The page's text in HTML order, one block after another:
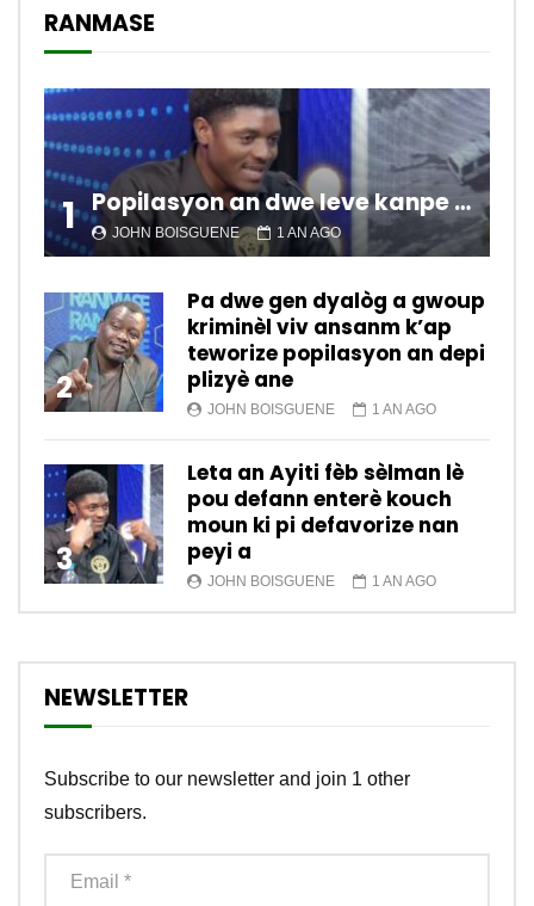
RANMASE
1 Popilasyon an dwe leve kanpe pou chanje sitiyasyon kawotik l’ap viv nan peyi a.
JOHN BOISGUENE 1 AN AGO
2
Pa dwe gen dyalòg a gwoup
kriminèl viv ansanm k’ap
teworize popilasyon an depi
plizyè ane
JOHN BOISGUENE 1 AN AGO
3
Leta an Ayiti fèb sèlman lè
pou defann enterè kouch
moun ki pi defavorize nan
peyi a
JOHN BOISGUENE 1 AN AGO
NEWSLETTER
Subscribe to our newsletter and join 1 other
subscribers.